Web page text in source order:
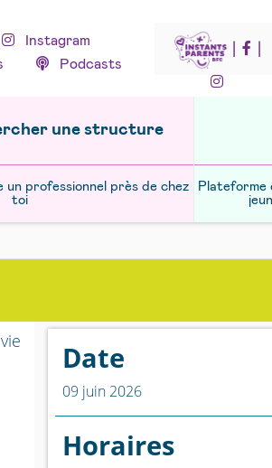
Instagram
Podcasts
une structure
un professionnel près de chez
toi
Plateforme
Date
09 juin 2026
Horaires